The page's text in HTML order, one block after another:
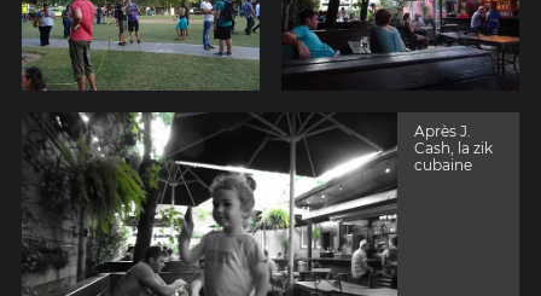
Après J.
Cash, la zik
cubaine